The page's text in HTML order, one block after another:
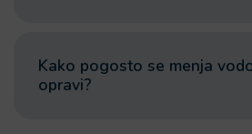
Kako pogosto se menja
opravi?